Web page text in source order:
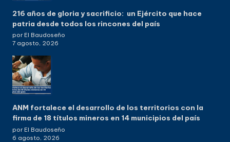
216 años de gloria y sacrificio: un Ejército que hace
patria desde todos los rincones del país
por El Baudoseño
7 agosto, 2026
ANM fortalece el desarrollo de los territorios con la
firma de 18 títulos mineros en 14 municipios del país
por El Baudoseño
6 agosto, 2026